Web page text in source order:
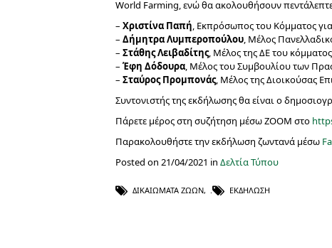
World Farming, ενώ θα ακολουθήσουν
– Χριστίνα Παπή, Εκπρόσωπος του Κόμματος
– Δήμητρα Λυμπεροπούλου, Μέλος
– Στάθης Λειβαδίτης, Μέλος της ΔΕ του
– Έφη Δόδουρα, Μέλος του Συμβουλίου των
– Σταύρος Προμπονάς, Μέλος της Διοικούσας
Συντονιστής της εκδήλωσης θα είναι ο
Πάρετε μέρος στη συζήτηση μέσω ΖΟΟΜ στο
Παρακολουθήστε την εκδήλωση ζωντανά μέσω
Posted on 21/04/2021 in Δελτία Τύπου
ΔΙΚΑΙΏΜΑΤΑ ΖΏΩΝ, ΕΚΔΉΛΩΣΗ